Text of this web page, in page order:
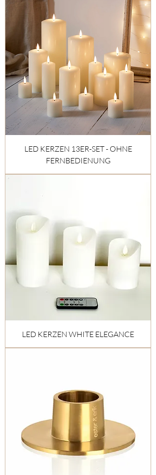
LED KERZEN 13ER-SET - OHNE
FERNBEDIENUNG
LED KERZEN WHITE ELEGANCE